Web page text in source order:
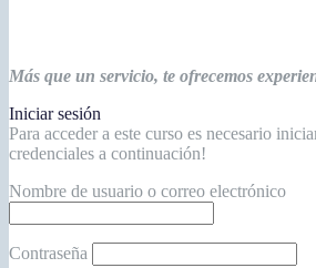
Más que un servicio, te ofrecemos
Iniciar sesión
Para acceder a este curso es necesario
credenciales a continuación!
Nombre de usuario o correo electrónico
Contraseña